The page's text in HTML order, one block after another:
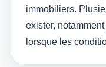
immobiliers.
exister,
lorsque les